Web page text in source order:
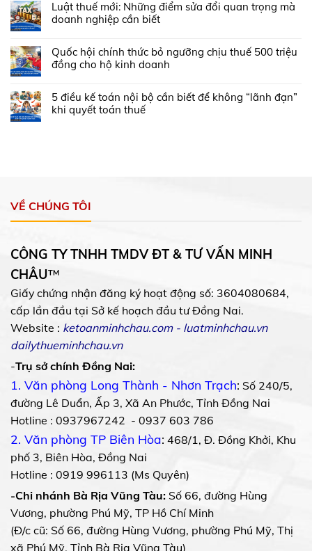
Luật thuế mới: Những điểm sửa đổi quan trọng mà
doanh nghiệp cần biết
Quốc hội chính thức bỏ ngưỡng chịu thuế 500 triệu
đồng cho hộ kinh doanh
5 điều kế toán nội bộ cần biết để không “lãnh đạn”
khi quyết toán thuế
VỀ CHÚNG TÔI
CÔNG TY TNHH TMDV ĐT & TƯ VẤN MINH
CHÂU™
Giấy chứng nhận đăng ký hoạt động số: 3604080684,
cấp lần đầu tại Sở kế hoạch đầu tư Đồng Nai.
Website : ketoanminhchau.com- luatminhchau.vn
dailythueminhchau.vn
-Trụ sở chính Đồng Nai:
1. Văn phòng Long Thành - Nhơn Trạch: Số 240/5,
đường Lê Duẩn, Ấp 3, Xã An Phước, Tỉnh Đồng Nai
Hotline : 0937967242 - 0937 603 786
2. Văn phòng TP Biên Hòa: 468/1, Đ. Đồng Khởi, Khu
phố 3, Biên Hòa, Đồng Nai
Hotline : 0919 996113 (Ms Quyên)
-Chi nhánh Bà Rịa Vũng Tàu: Số 66, đường Hùng
Vương, phường Phú Mỹ, TP Hồ Chí Minh
(Đ/c cũ: Số 66, đường Hùng Vương, phường Phú Mỹ, Thị
xã Phú Mỹ, Tỉnh Bà Rịa Vũng Tàu)